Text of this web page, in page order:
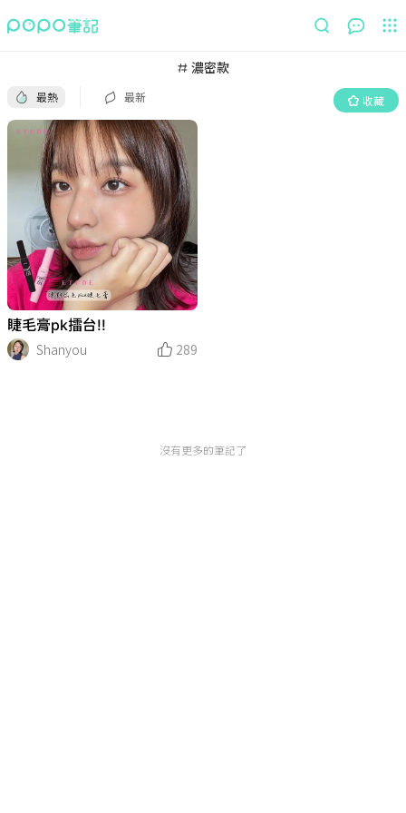
濃密款
最熱 最新 收藏
收藏
睫毛膏pk擂台!!
Shanyou
289
沒有更多的筆記了